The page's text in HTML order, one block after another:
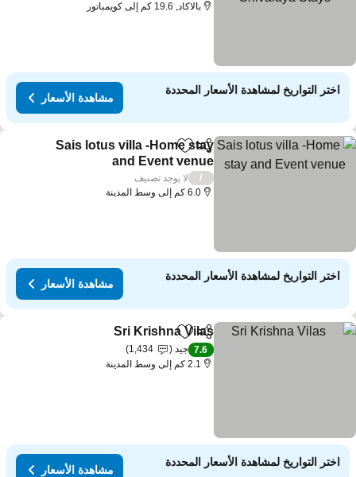
بالاكاد, 19.6 كم إلى كويمباتور
اختر التواريخ لمشاهدة الأسعار المحددة
مشاهدة الأسعار
مشاركةAdd to favorites
Sais lotus villa -Home stay
and Event venue
لا يوجد تصنيف
6.0 كم إلى وسط المدينة
اختر التواريخ لمشاهدة الأسعار المحددة
مشاهدة الأسعار
مشاركةAdd to favorites
Sri Krishna Vilas
7.6 جيد
1,434
2.1 كم إلى وسط المدينة
اختر التواريخ لمشاهدة الأسعار المحددة
مشاهدة الأسعار